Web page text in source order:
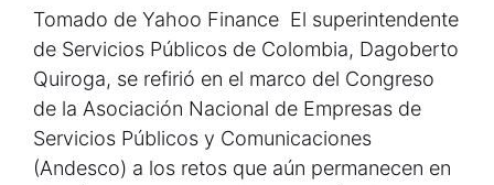
Tomado de Yahoo Finance El superintendente
de Servicios Públicos de Colombia, Dagoberto
Quiroga, se refirió en el marco del Congreso
de la Asociación Nacional de Empresas de
Servicios Públicos y Comunicaciones
(Andesco) a los retos que aún permanecen en